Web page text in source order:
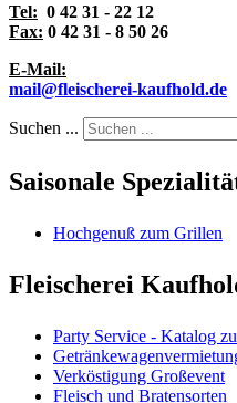
Tel: 0 42 31 - 22 12
Fax: 0 42 31 - 8 50 26
E-Mail:
mail@fleischerei-kaufhold.de
Suchen ...
Saisonale
Hochgenuß zum Grillen
Fleischerei
Party Service - Katalog
Verköstigung Großevent
Fleisch und Bratensorten